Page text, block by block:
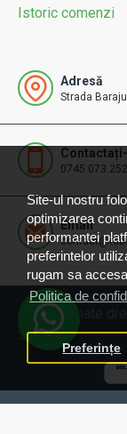
Site-ul nostru
optimizarea
performantei
preferintelor
rugam sa
Politica de
Preferințe
Istoric comenzi
Adresă
Strada
0745.073.252
Email
© 2025 Toate
SRL